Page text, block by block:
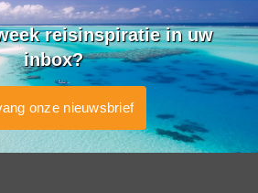
reisinspiratie in uw
inbox?
onze nieuwsbrief